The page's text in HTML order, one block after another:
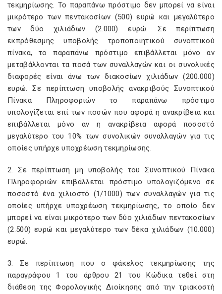
τεκμηρίωσης. Το παραπάνω πρόστιμο δεν μπορεί να είναι
μικρότερο των πεντακοσίων (500) ευρώ και μεγαλύτερο
των δύο χιλιάδων (2.000) ευρώ. Σε περίπτωση
εκπρόθεσμης υποβολής τροποποιητικού συνοπτικού
πίνακα, το παραπάνω πρόστιμο επιβάλλεται μόνο αν
μεταβάλλονται τα ποσά των συναλλαγών και οι συνολικές
διαφορές είναι άνω των διακοσίων χιλιάδων (200.000)
ευρώ. Σε περίπτωση υποβολής ανακριβούς Συνοπτικού
Πίνακα Πληροφοριών το παραπάνω πρόστιμο
υπολογίζεται επί των ποσών που αφορά η ανακρίβεια και
επιβάλλεται μόνο αν η ανακρίβεια αφορά ποσοστό
μεγαλύτερο του 10% των συνολικών συναλλαγών για τις
οποίες υπήρχε υποχρέωση τεκμηρίωσης.
2. Σε περίπτωση μη υποβολής του Συνοπτικού Πίνακα
Πληροφοριών επιβάλλεται πρόστιμο υπολογιζόμενο σε
ποσοστό ένα χιλιοστό (1/1000) των συναλλαγών για τις
οποίες υπήρχε υποχρέωση τεκμηρίωσης, το οποίο δεν
μπορεί να είναι μικρότερο των δύο χιλιάδων πεντακοσίων
(2.500) ευρώ και μεγαλύτερο των δέκα χιλιάδων (10.000)
ευρώ.
3. Σε περίπτωση που ο φάκελος τεκμηρίωσης της
παραγράφου 1 του άρθρου 21 του Κώδικα τεθεί στη
διάθεση της Φορολογικής Διοίκησης από την τριακοστή